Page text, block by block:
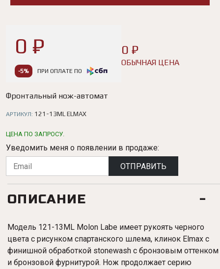
0 ₽
-5% ПРИ ОПЛАТЕ ПО
0 ₽
ОБЫЧНАЯ ЦЕНА
Фронтальный нож-автомат
АРТИКУЛ: 121-13ML ELMAX
ЦЕНА ПО ЗАПРОСУ.
Уведомить меня о появлении в продаже:
ОТПРАВИТЬ
ОПИСАНИЕ
Модель 121-13ML Molon Labe имеет рукоять черного
цвета с рисунком спартанского шлема, клинок Elmax с
финишной обработкой stonewash с бронзовым оттенком
и бронзовой фурнитурой. Нож продолжает серию